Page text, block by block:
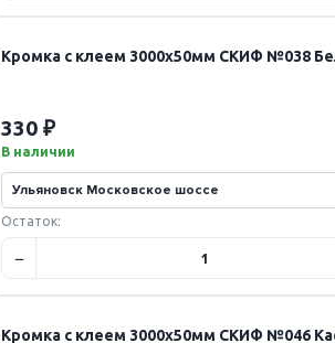
Кромка с клеем 3000х50мм СКИФ №038
330 ₽
В наличии
Остаток:
Кромка с клеем 3000х50мм СКИФ №046